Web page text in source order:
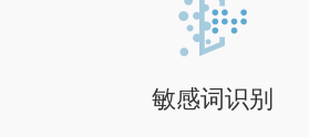
敏感词识别